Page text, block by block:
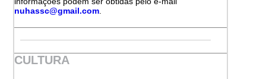
nuhassc@gmail.com
CULTURA